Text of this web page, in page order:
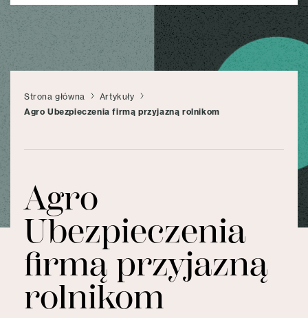
Strona główna
Artykuły
Agro Ubezpieczenia firmą przyjazną rolnikom
Agro
Ubezpieczenia
firmą przyjazną
rolnikom